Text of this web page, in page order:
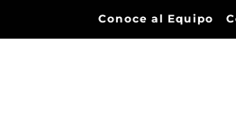
Conoce al Equipo